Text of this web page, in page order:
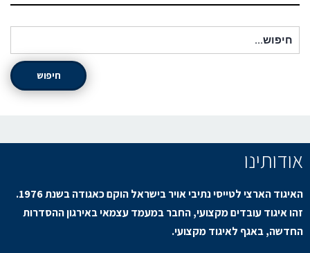
חיפוש
אודותינו
האיגוד הארצי לטייסי נתיבי אויר בישראל הוקם כאגודה בשנת 1976.
זהו איגוד עובדים מקצועי, החבר במעמד עצמאי באירגון ההסדרות
החדשה, באגף לאיגוד מקצועי.